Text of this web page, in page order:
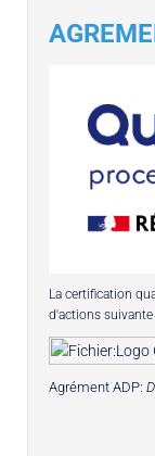
La certification
d'actions
Agrément ADP: